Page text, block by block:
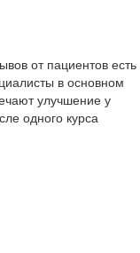
от пациентов есть
в основном
улучшение у
одного курса